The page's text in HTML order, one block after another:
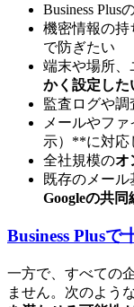
Business Plus
機密情報の持
で防ぎたい
端末や場所、
かく設定した
監査ログや調
メールやフ
示）**に対応
全社規模のオ
既存のメール
Googleの共
Business Plusで
一方で、すべての
ません。次のよう